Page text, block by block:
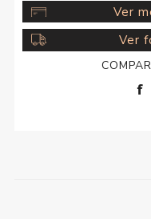
Ver
Ver